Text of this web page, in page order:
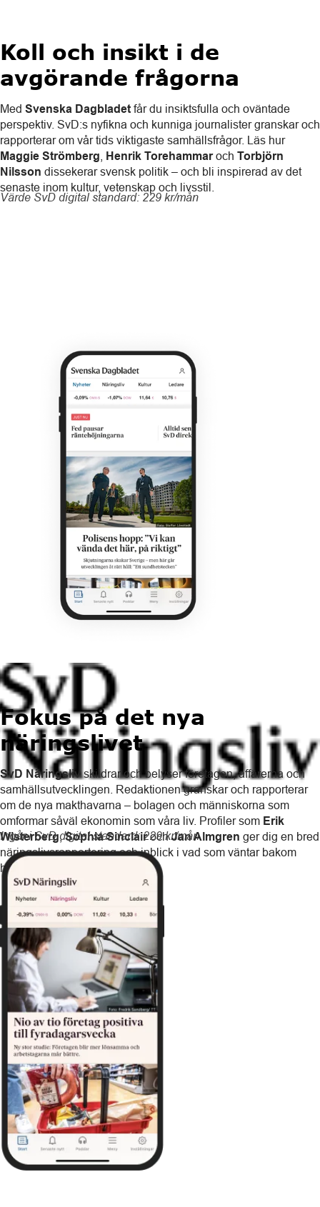
Koll och insikt i de
avgörande frågorna
Med Svenska Dagbladet får du insiktsfulla och oväntade
perspektiv. SvD:s nyfikna och kunniga journalister granskar och
rapporterar om vår tids viktigaste samhällsfrågor. Läs hur
Maggie Strömberg
Henrik Torehammaroch Torbjörn
Nilsson dissekerar svensk politik – och bli inspirerad av det
senaste inom kultur, vetenskap och livsstil.
Värde SvD digital standard: 229 kr/mån
Fokus på det nya
näringslivet
SvD Näringslivskildrar och belyser företagen, affärerna och
samhällsutvecklingen. Redaktionen granskar och rapporterar
om de nya makthavarna – bolagen och människorna som
omformar såväl ekonomin som våra liv. Profiler som Erik
Wisterberg,Sophia SinclairochJan Almgren ger dig en bred
näringslivsrapportering och inblick i vad som väntar bakom
hörnet.
Ingår i SvD digital standard: 229 kr/mån